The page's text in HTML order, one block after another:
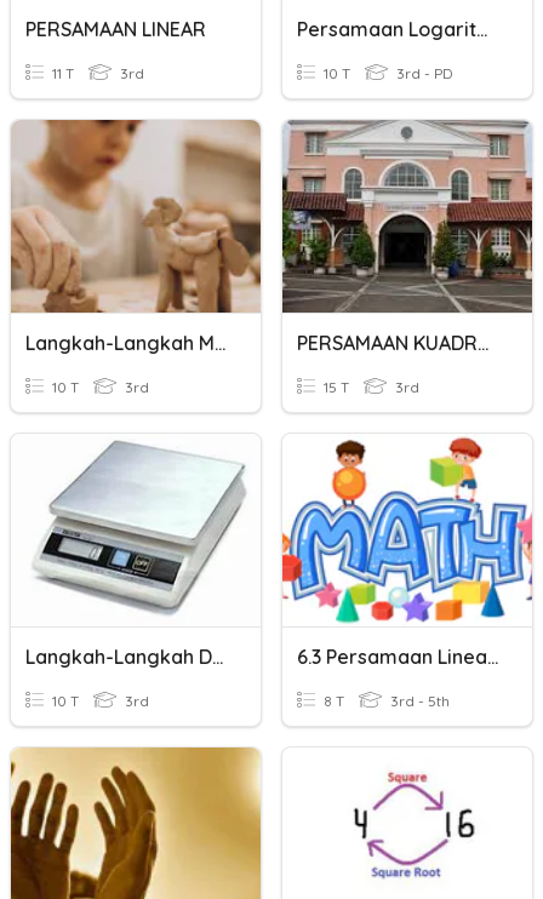
PERSAMAAN LINEAR
11 T 3rd
Persamaan Logaritma
10 T 3rd - PD
Langkah-Langkah Melakukan/menggunakan Sesuatu
10 T 3rd
PERSAMAAN KUADRAT
15 T 3rd
Langkah-Langkah Dalam Penyiasatan Saintifik
10 T 3rd
6.3 Persamaan Linear Serentak
8 T 3rd - 5th